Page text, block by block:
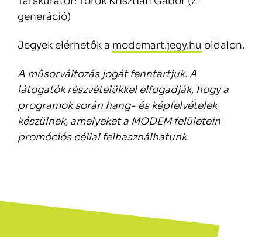
generáció)
Jegyek elérhetők a modemart.jegy.hu oldalon.
A műsorváltozás jogát fenntartjuk. A
látogatók részvételükkel elfogadják, hogy a
programok során hang- és képfelvételek
készülnek, amelyeket a MODEM felületein
promóciós céllal felhasználhatunk.